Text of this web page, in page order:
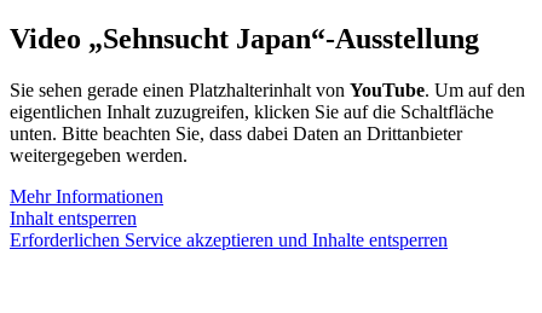
Video „Sehnsucht Japan“-Ausstellung
Sie sehen gerade einen Platzhalterinhalt von YouTube. Um auf den
eigentlichen Inhalt zuzugreifen, klicken Sie auf die Schaltfläche
unten. Bitte beachten Sie, dass dabei Daten an Drittanbieter
weitergegeben werden.
Mehr Informationen
Inhalt entsperren
Erforderlichen Service akzeptieren und Inhalte entsperren